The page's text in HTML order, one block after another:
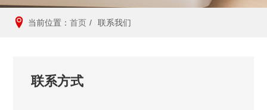
当前位置：首页 / 联系我们
联系方式